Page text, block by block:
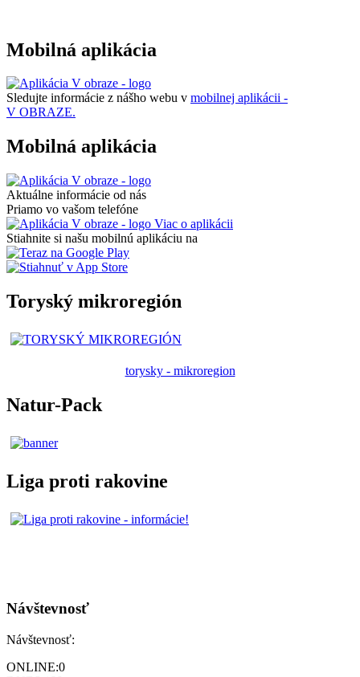
Mobilná aplikácia
Sledujte informácie z nášho webu v mobilnej aplikácii -
V OBRAZE.
Mobilná aplikácia
Aktuálne informácie od nás
Priamo vo vašom telefóne
Viac o aplikácii
Stiahnite si našu mobilnú aplikáciu na
Toryský mikroregión
torysky - mikroregion
Natur-Pack
Liga proti rakovine
Návštevnosť
Návštevnosť:
ONLINE:0